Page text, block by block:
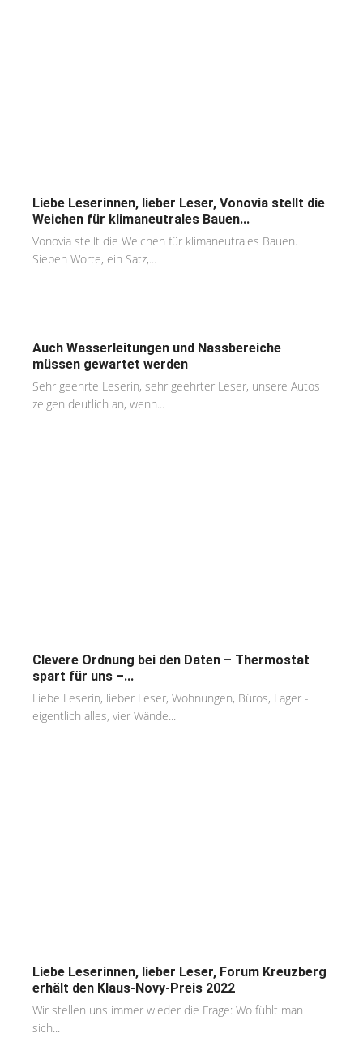
Liebe Leserinnen, lieber Leser, Vonovia stellt die
Weichen für klimaneutrales Bauen...
Vonovia stellt die Weichen für klimaneutrales Bauen.
Sieben Worte, ein Satz,...
Auch Wasserleitungen und Nassbereiche
müssen gewartet werden
Sehr geehrte Leserin, sehr geehrter Leser, unsere Autos
zeigen deutlich an, wenn...
Clevere Ordnung bei den Daten – Thermostat
spart für uns –...
Liebe Leserin, lieber Leser, Wohnungen, Büros, Lager -
eigentlich alles, vier Wände...
Liebe Leserinnen, lieber Leser, Forum Kreuzberg
erhält den Klaus-Novy-Preis 2022
Wir stellen uns immer wieder die Frage: Wo fühlt man
sich...